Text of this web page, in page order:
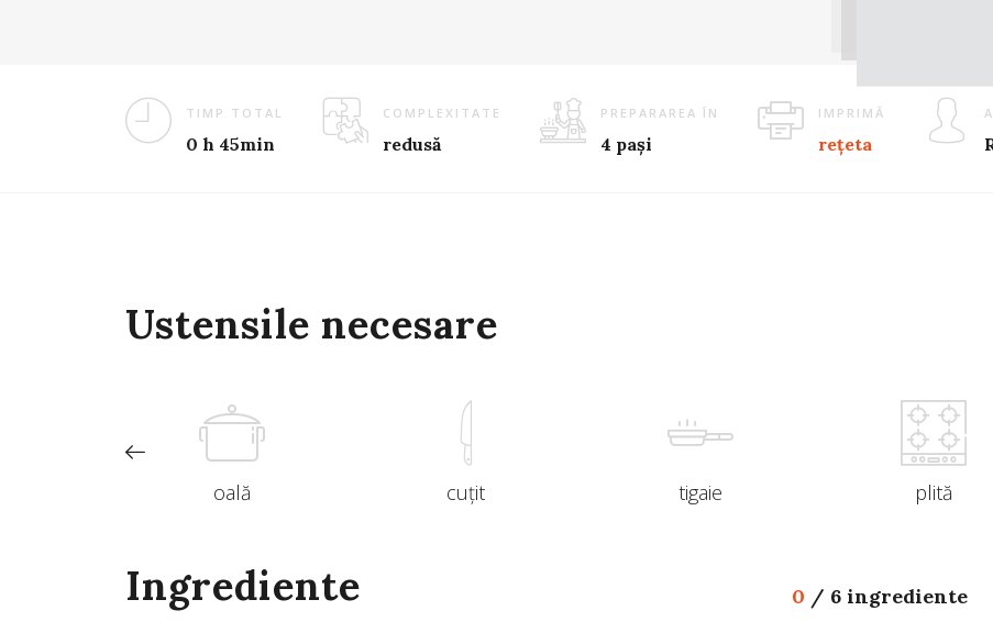
TIMP TOTAL
0 h 45min
COMPLEXITATE
redusă
PREPARAREA ÎN
4 pași
IMPRIMĂ
rețeta
Ustensile necesare
oală cuțit tigaie plită
Ingrediente 0 / 6 ingrediente